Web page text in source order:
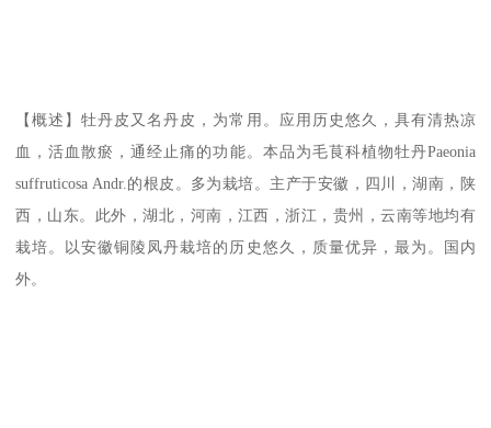
【概述】牡丹皮又名丹皮，为常用。应用历史悠久，具有清热凉
血，活血散瘀，通经止痛的功能。本品为毛茛科植物牡丹Paeonia
suffruticosa Andr.的根皮。多为栽培。主产于安徽，四川，湖南，陕
西，山东。此外，湖北，河南，江西，浙江，贵州，云南等地均有
栽培。以安徽铜陵凤丹栽培的历史悠久，质量优异，最为。国内
外。